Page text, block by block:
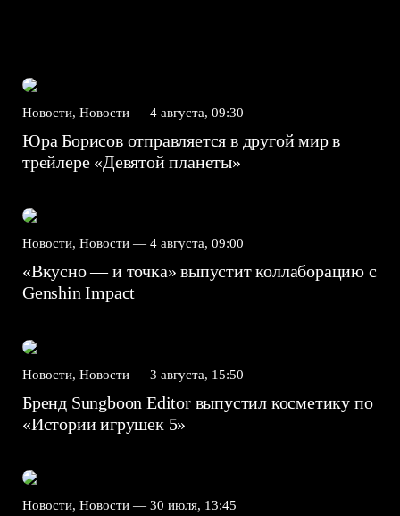
Новости, Новости — 4 августа, 09:30
Юра Борисов отправляется в другой мир в
трейлере «Девятой планеты»
Новости, Новости — 4 августа, 09:00
«Вкусно — и точка» выпустит коллаборацию с
Genshin Impact⁠⁠
Новости, Новости — 3 августа, 15:50
Бренд Sungboon Editor выпустил косметику по
«Истории игрушек 5»
Новости, Новости — 30 июля, 13:45